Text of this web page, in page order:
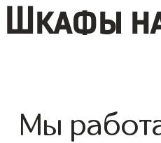
Шкафы
Мы